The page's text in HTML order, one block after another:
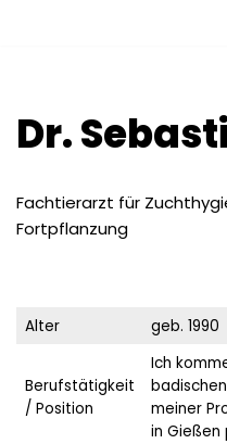
Dr.
Fachtierarzt für
Fortpflanzung
Alter geb. 1990
Berufstätigkeit
/ Position
Ich
meiner
in Gießen